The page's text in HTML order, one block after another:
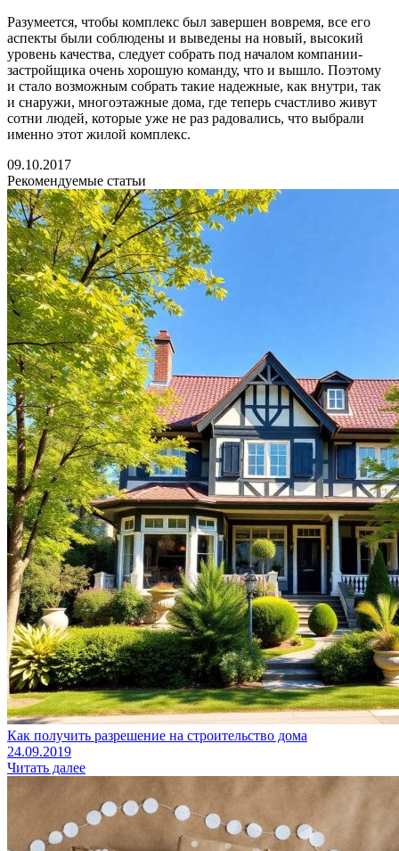
Разумеется, чтобы комплекс был завершен вовремя, все его
аспекты были соблюдены и выведены на новый, высокий
уровень качества, следует собрать под началом компании-
застройщика очень хорошую команду, что и вышло. Поэтому
и стало возможным собрать такие надежные, как внутри, так
и снаружи, многоэтажные дома, где теперь счастливо живут
сотни людей, которые уже не раз радовались, что выбрали
именно этот жилой комплекс.
09.10.2017
Рекомендуемые статьи
Как получить разрешение на строительство дома
24.09.2019
Читать далее